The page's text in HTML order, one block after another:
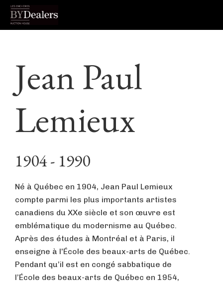
navigation
content
Jean Paul
Lemieux
1904 - 1990
Né à Québec en 1904, Jean Paul Lemieux
compte parmi les plus importants artistes
canadiens du XXe siècle et son œuvre est
emblématique du modernisme au Québec.
Après des études à Montréal et à Paris, il
enseigne à l'École des beaux-arts de Québec.
Pendant qu’il est en congé sabbatique de
l’École des beaux-arts de Québec en 1954,